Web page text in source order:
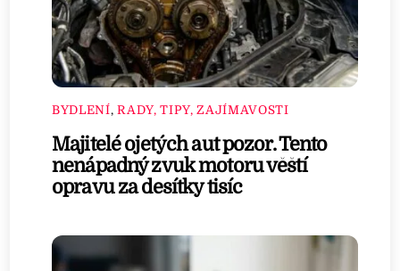
BYDLENÍ,RADY, TIPY, ZAJÍMAVOSTI
Majitelé ojetých aut pozor. Tento
nenápadný zvuk motoru věští
opravu za desítky tisíc